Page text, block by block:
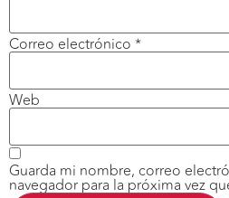
Correo electrónico *
Web
Guarda mi nombre, correo
navegador para la próxima vez